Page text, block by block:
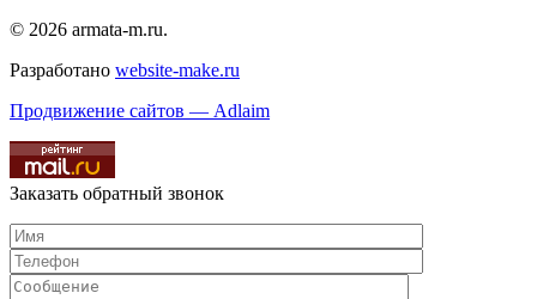
© 2026 armata-m.ru.
Разработано website-make.ru
Продвижение сайтов — Adlaim
Заказать обратный звонок